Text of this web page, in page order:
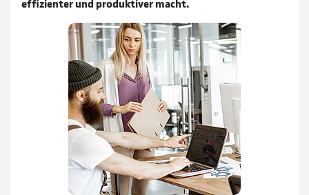
effizienter und produktiver macht.